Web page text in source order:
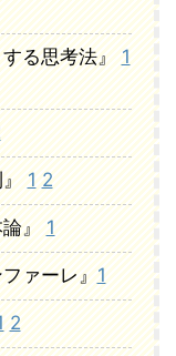
る思考法』1
1 2
』1
ァーレ』1
2